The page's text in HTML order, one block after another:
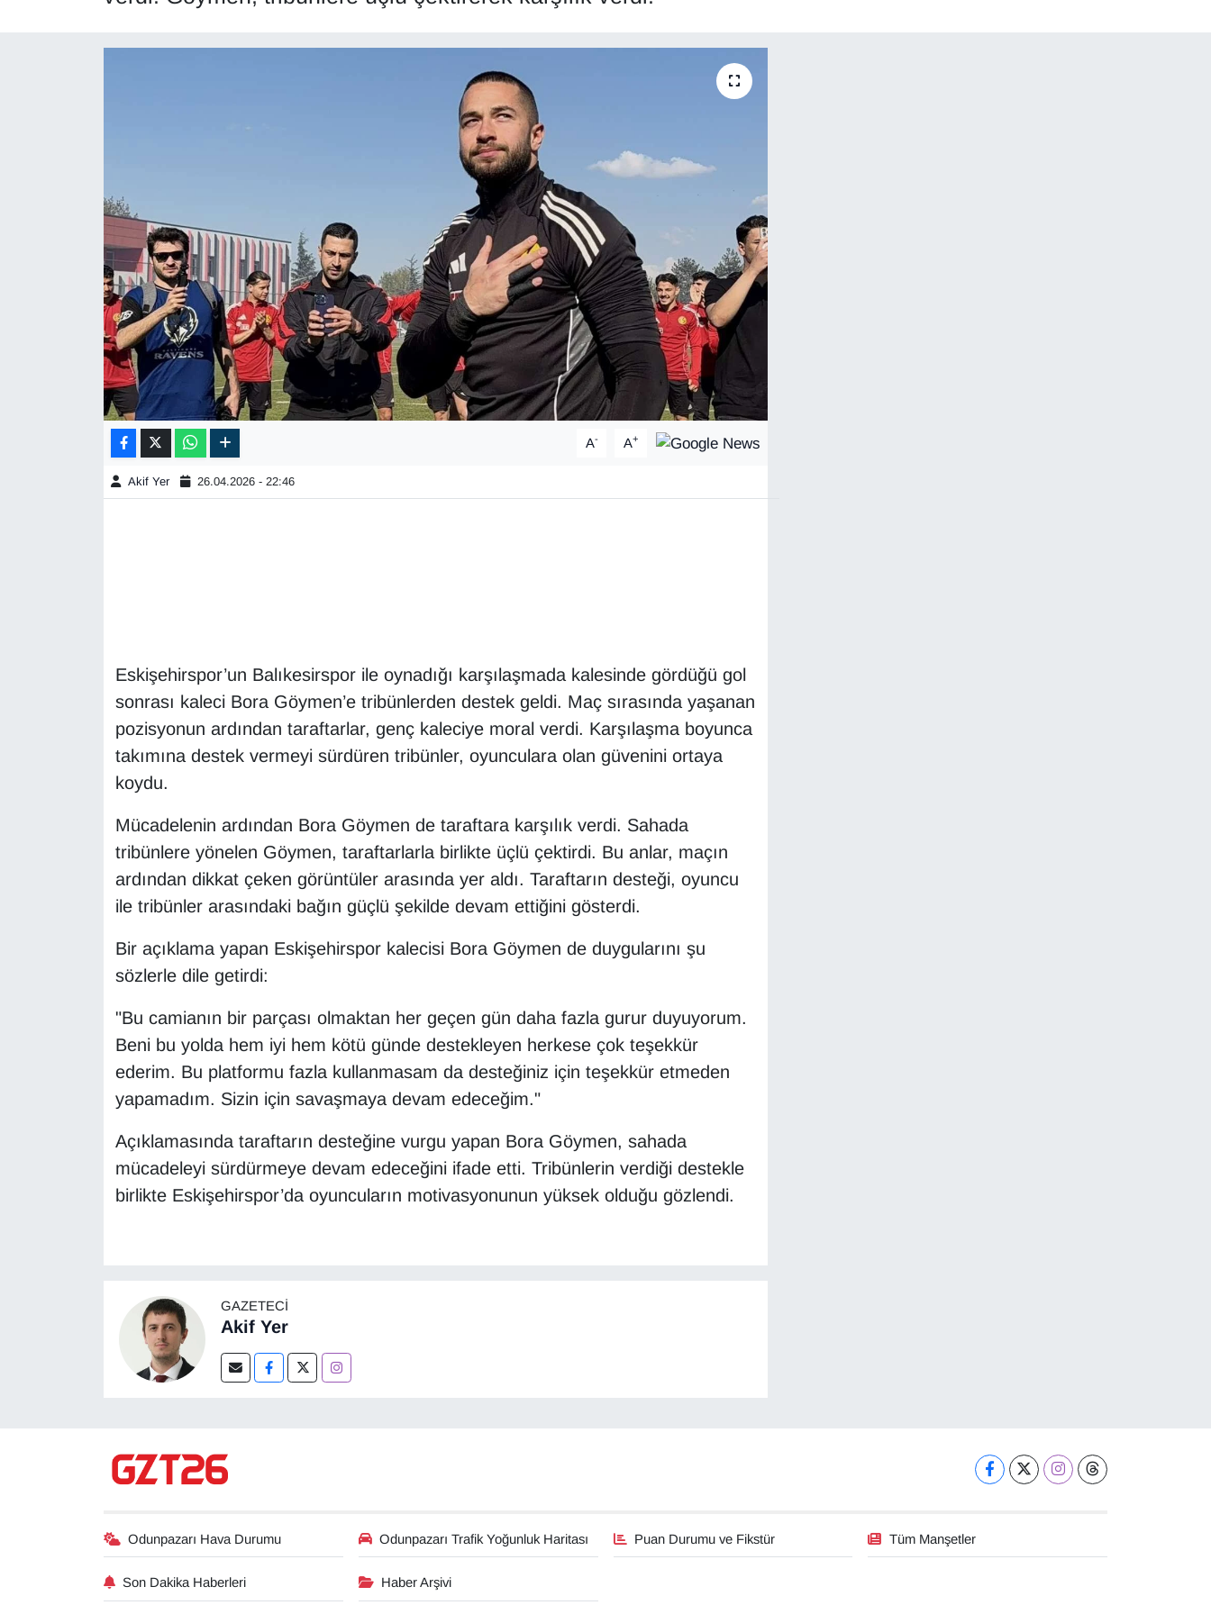
A- A+
Akif Yer 26.04.2026 - 22:46
Eskişehirspor’un Balıkesirspor ile oynadığı karşılaşmada kalesinde gördüğü gol
sonrası kaleci Bora Göymen’e tribünlerden destek geldi. Maç sırasında yaşanan
pozisyonun ardından taraftarlar, genç kaleciye moral verdi. Karşılaşma boyunca
takımına destek vermeyi sürdüren tribünler, oyunculara olan güvenini ortaya
koydu.
Mücadelenin ardından Bora Göymen de taraftara karşılık verdi. Sahada
tribünlere yönelen Göymen, taraftarlarla birlikte üçlü çektirdi. Bu anlar, maçın
ardından dikkat çeken görüntüler arasında yer aldı. Taraftarın desteği, oyuncu
ile tribünler arasındaki bağın güçlü şekilde devam ettiğini gösterdi.
Bir açıklama yapan Eskişehirspor kalecisi Bora Göymen de duygularını şu
sözlerle dile getirdi:
"Bu camianın bir parçası olmaktan her geçen gün daha fazla gurur duyuyorum.
Beni bu yolda hem iyi hem kötü günde destekleyen herkese çok teşekkür
ederim. Bu platformu fazla kullanmasam da desteğiniz için teşekkür etmeden
yapamadım. Sizin için savaşmaya devam edeceğim."
Açıklamasında taraftarın desteğine vurgu yapan Bora Göymen, sahada
mücadeleyi sürdürmeye devam edeceğini ifade etti. Tribünlerin verdiği destekle
birlikte Eskişehirspor’da oyuncuların motivasyonunun yüksek olduğu gözlendi.
GAZETECI
Akif Yer
Odunpazarı Hava Durumu Odunpazarı Trafik Yoğunluk Haritası Puan Durumu ve Fikstür Tüm Manşetler
Son Dakika Haberleri Haber Arşivi